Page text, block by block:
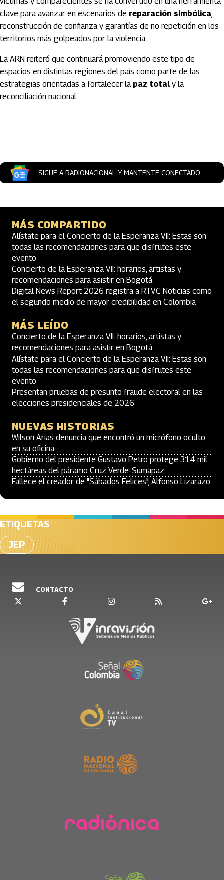
clave para avanzar en escenarios de reparación simbólica,
reconstrucción de confianza y garantías de no repetición en los
territorios más golpeados por la violencia.
La ARN reiteró que continuará promoviendo este tipo de
espacios en distintas regiones del país como parte de las
estrategias orientadas a fortalecer la paz totaly la
reconciliación nacional.
SIGUE A RADIONACIONAL Y MANTENTE CONECTADO
MÁS COMPARTIDO
Alístate para el Concierto de la Esperanza VII: Estas son
todas las recomendaciones para que disfrutes este
evento
Concierto de la Esperanza VII: horarios, artistas y
recomendaciones para asistir en Bogotá
Digital News Report 2026 registra a RTVC Noticias como
el segundo medio de mayor credibilidad en Colombia
MÁS LEÍDO
Concierto de la Esperanza VII: horarios, artistas y
recomendaciones para asistir en Bogotá
Alístate para el Concierto de la Esperanza VII: Estas son
todas las recomendaciones para que disfrutes este
evento
Presentan pruebas de presunto fraude electoral en las
elecciones presidenciales de 2026
NUEVAS HISTORIAS
Wilson Arias denuncia que encontró un micrófono oculto
en su oficina
Gobierno del presidente Gustavo Petro protege 314 mil
hectáreas del páramo Cruz Verde-Sumapaz
Fallece el creador de "Sábados Felices", Alfonso Lizarazo
ETIQUETAS
JEP
CONTACTO